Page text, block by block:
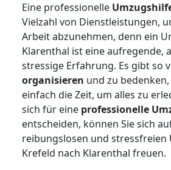
Eine professionelle
Vielzahl von Dienstleistungen,
Arbeit abzunehmen, denn ein
Klarenthal ist eine aufregende,
stressige Erfahrung. Es gibt so
organisieren und zu
einfach die Zeit, um alles zu
sich für eine professionelle
entscheiden, können Sie sich
reibungslosen und stressfreien
Krefeld nach Klarenthal freuen.